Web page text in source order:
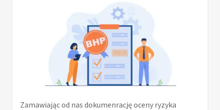
Zamawiając od nas dokumenrację oceny ryzyka